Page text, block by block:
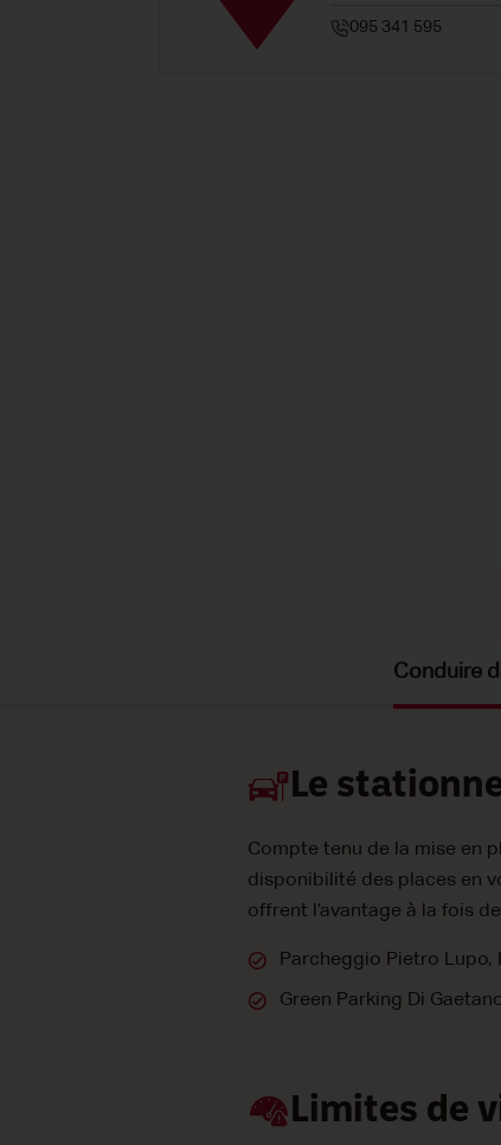
095 341 595
Conduire
Le
Compte tenu de la mise en
disponibilité des places en
offrent l’avantage à la fois
Parcheggio Pietro Lupo,
Green Parking Di
Limites de